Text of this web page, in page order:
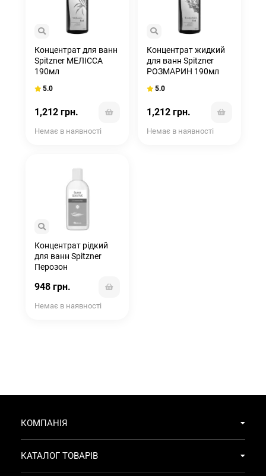
Концентрат для ванн
Spitzner МЕЛІССА
190мл
5.0
1,212 грн.
Немає в наявності
Концентрат жидкий
для ванн Spitzner
РОЗМАРИН 190мл
5.0
1,212 грн.
Немає в наявності
Концентрат рідкий
для ванн Spitzner
Перозон
ванна 200мл
948 грн.
Немає в наявності
КОМПАНІЯ
КАТАЛОГ ТОВАРІВ